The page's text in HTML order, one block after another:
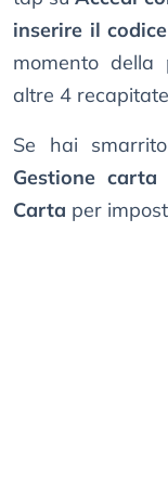
inserire il
momento della
altre 4
Se hai
Gestione carta
Carta per